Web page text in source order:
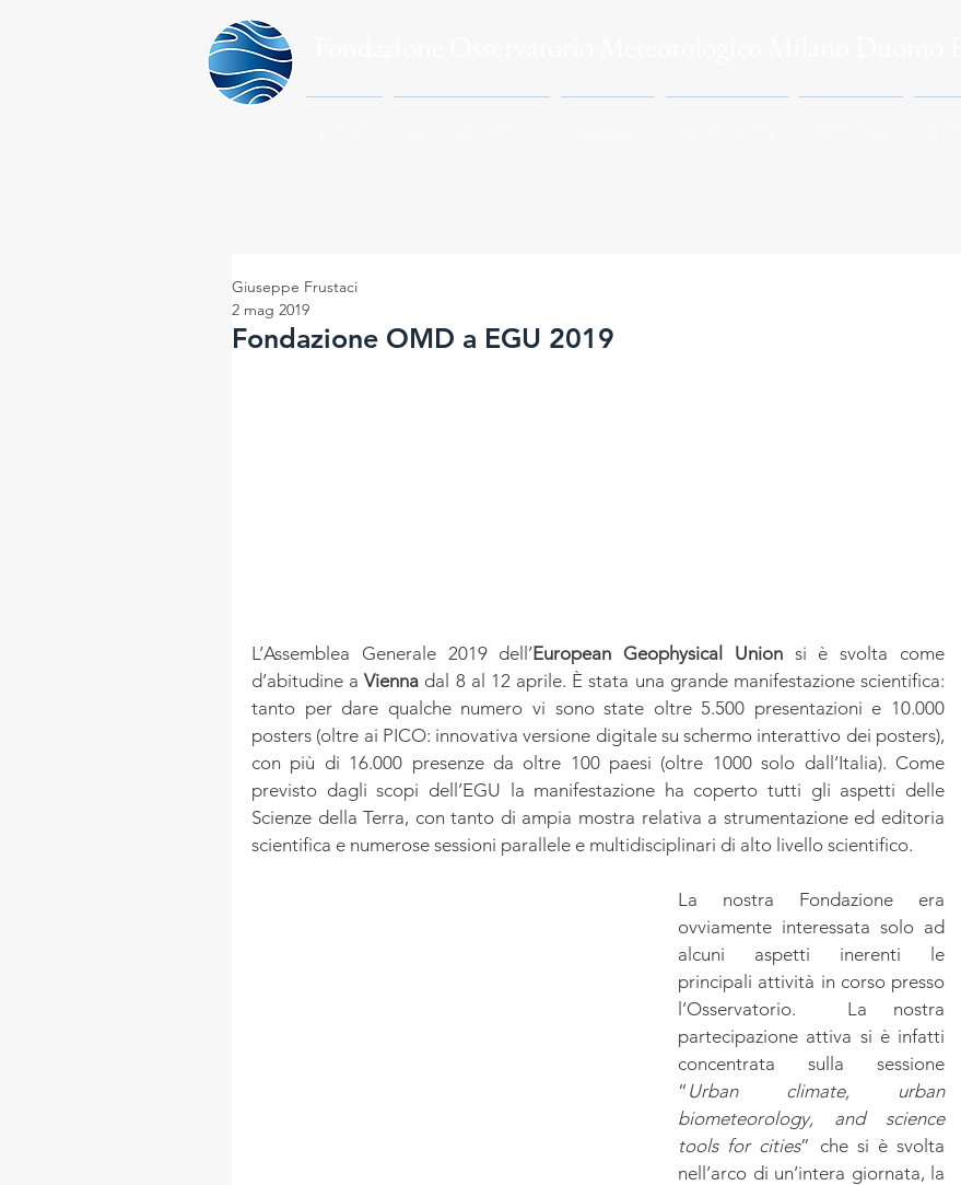
Fondazione OMD a EGU 2019
Giuseppe Frustaci
2 mag 2019
L’Assemblea Generale 2019 dell’European Geophysical Union si è svolta come
d’abitudine a Vienna dal 8 al 12 aprile. È stata una grande manifestazione scientifica:
tanto per dare qualche numero vi sono state oltre 5.500 presentazioni e 10.000
posters (oltre ai PICO: innovativa versione digitale su schermo interattivo dei posters),
con più di 16.000 presenze da oltre 100 paesi (oltre 1000 solo dall’Italia). Come
previsto dagli scopi dell’EGU la manifestazione ha coperto tutti gli aspetti delle
Scienze della Terra, con tanto di ampia mostra relativa a strumentazione ed editoria
scientifica e numerose sessioni parallele e multidisciplinari di alto livello scientifico.
La nostra Fondazione era
ovviamente interessata solo ad
alcuni aspetti inerenti le
principali attività in corso presso
l’Osservatorio.  La nostra
partecipazione attiva si è infatti
concentrata sulla sessione
“ Urban climate, urban
biometeorology, and science
tools for cities” che si è svolta
nell’arco di un’intera giornata, la